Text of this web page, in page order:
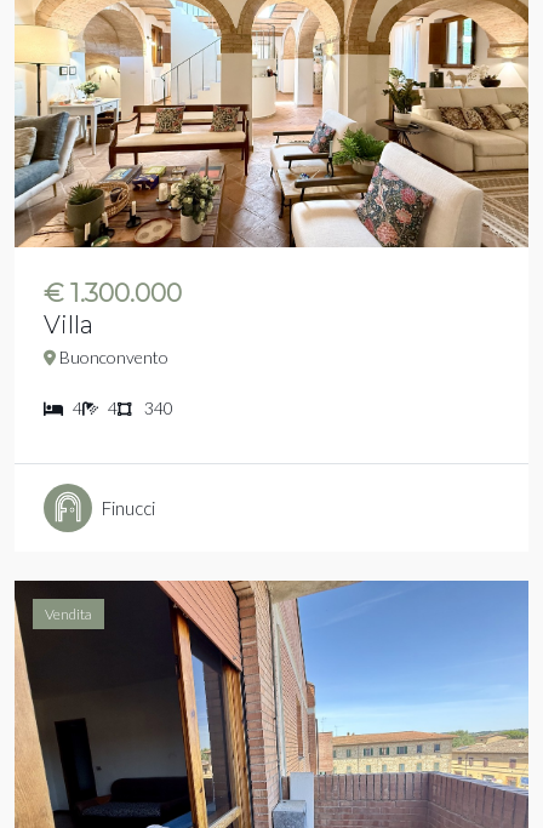
€ 1.300.000
Villa
Buonconvento
4 4 340
Finucci
Vendita